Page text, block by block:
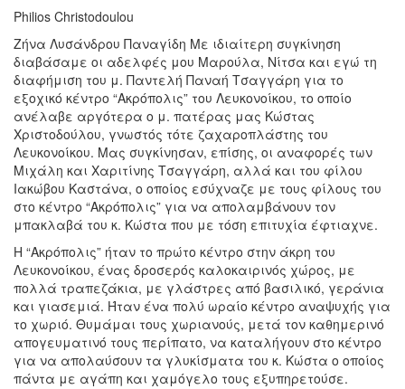
Philios Christodoulou
Ζήνα Λυσάνδρου Παναγίδη Με ιδιαίτερη συγκίνηση
διαβάσαμε οι αδελφές μου Μαρούλα, Νίτσα και εγώ τη
διαφήμιση του μ. Παντελή Παναή Τσαγγάρη για το
εξοχικό κέντρο “Ακρόπολις” του Λευκονοίκου, το οποίο
ανέλαβε αργότερα ο μ. πατέρας μας Κώστας
Χριστοδούλου, γνωστός τότε ζαχαροπλάστης του
Λευκονοίκου. Μας συγκίνησαν, επίσης, οι αναφορές των
Μιχάλη και Χαριτίνης Τσαγγάρη, αλλά και του φίλου
Ιακώβου Καστάνα, ο οποίος εσύχναζε με τους φίλους του
στο κέντρο “Ακρόπολις” για να απολαμβάνουν τον
μπακλαβά του κ. Κώστα που με τόση επιτυχία έφτιαχνε.
Η “Ακρόπολις” ήταν το πρώτο κέντρο στην άκρη του
Λευκονοίκου, ένας δροσερός καλοκαιρινός χώρος, με
πολλά τραπεζάκια, με γλάστρες από βασιλικό, γεράνια
και γιασεμιά. Ήταν ένα πολύ ωραίο κέντρο αναψυχής για
το χωριό. Θυμάμαι τους χωριανούς, μετά τον καθημερινό
απογευματινό τους περίπατο, να καταλήγουν στο κέντρο
για να απολαύσουν τα γλυκίσματα του κ. Κώστα ο οποίος
πάντα με αγάπη και χαμόγελο τους εξυπηρετούσε.